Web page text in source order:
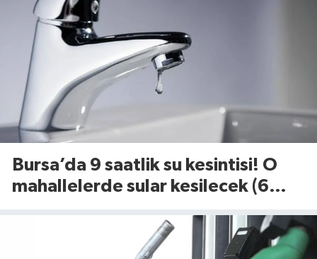
Bursa’da 9 saatlik su kesintisi! O
mahallelerde sular kesilecek (6